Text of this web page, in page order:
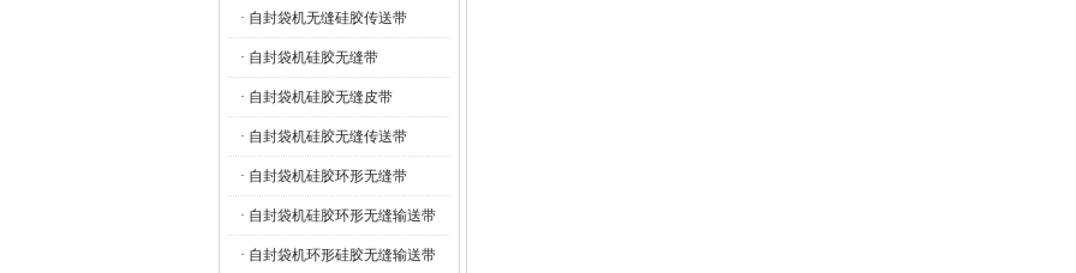
· 自封袋机无缝硅胶传送带
· 自封袋机硅胶无缝带
· 自封袋机硅胶无缝皮带
· 自封袋机硅胶无缝传送带
· 自封袋机硅胶环形无缝带
· 自封袋机硅胶环形无缝输送带
· 自封袋机环形硅胶无缝输送带